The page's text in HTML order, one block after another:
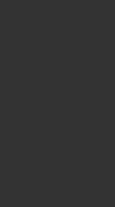
LETTER LIMITED EDITION